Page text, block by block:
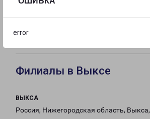
error
18:00
Филиалы в Выксе
ВЫКСА
Россия, Нижегородская область, Выкса,